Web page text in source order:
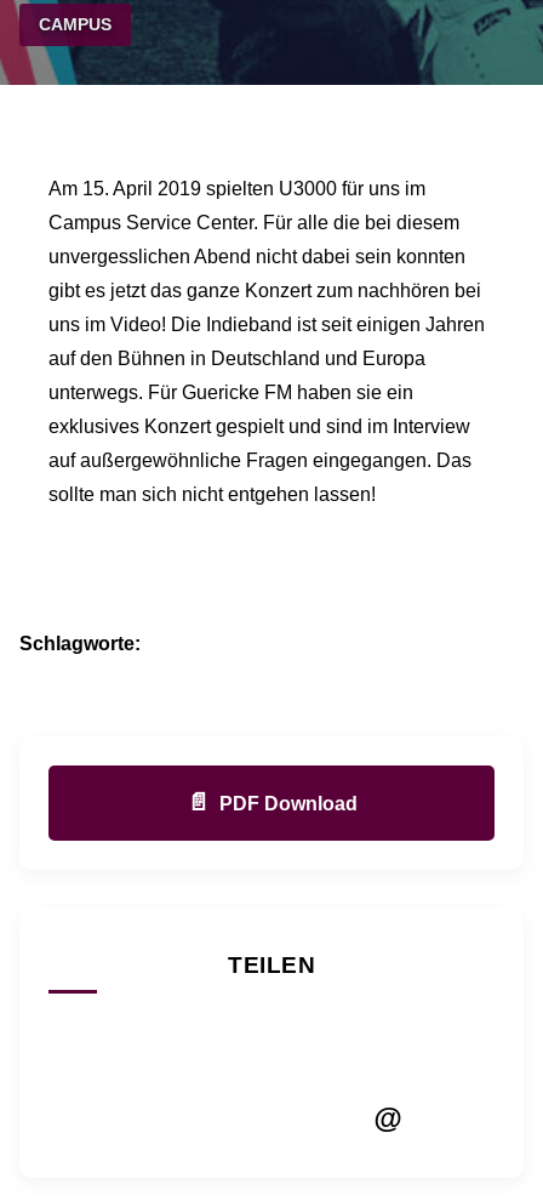
CAMPUS
Am 15. April 2019 spielten U3000 für uns im
Campus Service Center. Für alle die bei diesem
unvergesslichen Abend nicht dabei sein konnten
gibt es jetzt das ganze Konzert zum nachhören bei
uns im Video! Die Indieband ist seit einigen Jahren
auf den Bühnen in Deutschland und Europa
unterwegs. Für Guericke FM haben sie ein
exklusives Konzert gespielt und sind im Interview
auf außergewöhnliche Fragen eingegangen. Das
sollte man sich nicht entgehen lassen!
Schlagworte:
📄 PDF Download
TEILEN
@